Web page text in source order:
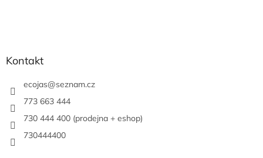
Kontakt
ecojas@seznam.cz
773 663 444
730 444 400 (prodejna + eshop)
730444400